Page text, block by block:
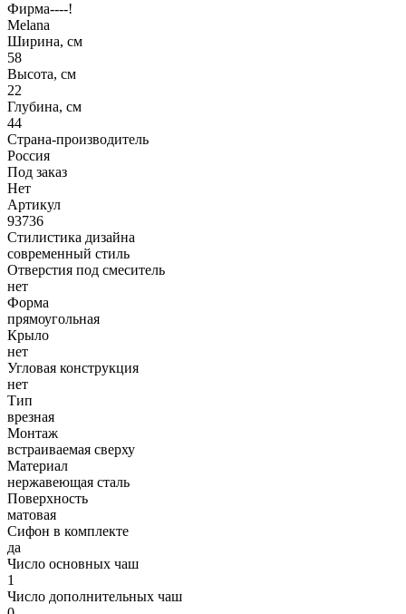
Фирма----!
Melana
Ширина, см
58
Высота, см
22
Глубина, см
44
Страна-производитель
Россия
Под заказ
Нет
Артикул
93736
Стилистика дизайна
современный стиль
Отверстия под смеситель
нет
Форма
прямоугольная
Крыло
нет
Угловая конструкция
нет
Тип
врезная
Монтаж
встраиваемая сверху
Материал
нержавеющая сталь
Поверхность
матовая
Сифон в комплекте
да
Число основных чаш
1
Число дополнительных чаш